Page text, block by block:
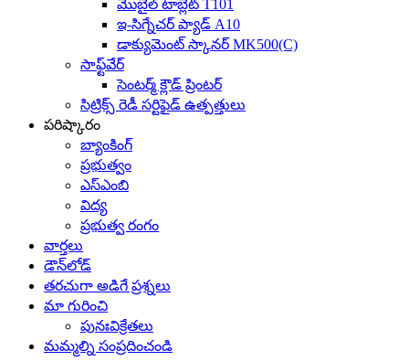
మొబైల్ టాబ్లెట్ T101
ఇ-సిగ్నేచర్ ప్యాడ్ A10
డాక్యుమెంట్ స్కానర్ MK500(C)
సాఫ్ట్‌వేర్
సెంటర్మ్ క్లౌడ్ ప్రింటర్
సిట్రిక్స్ రెడీ సర్టిఫైడ్ ఉత్పత్తులు
పరిష్కారం
బ్యాంకింగ్
ప్రభుత్వం
ఎస్ఎంబి
విద్య
ప్రభుత్వ రంగం
వార్తలు
డౌన్‌లోడ్
తరచుగా అడిగే ప్రశ్నలు
మా గురించి
పునఃవిక్రేతలు
మమ్మల్ని సంప్రదించండి